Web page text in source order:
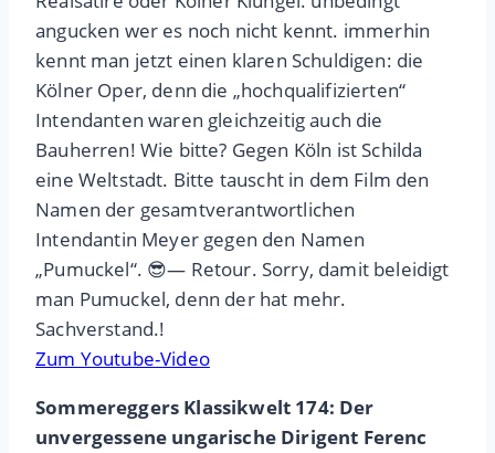
angucken wer es noch nicht kennt. immerhin
kennt man jetzt einen klaren Schuldigen: die
Kölner Oper, denn die „hochqualifizierten“
Intendanten waren gleichzeitig auch die
Bauherren! Wie bitte? Gegen Köln ist Schilda
eine Weltstadt. Bitte tauscht in dem Film den
Namen der gesamtverantwortlichen
Intendantin Meyer gegen den Namen
„Pumuckel“. 😎— Retour. Sorry, damit beleidigt
man Pumuckel, denn der hat mehr.
Sachverstand.!
Zum Youtube-Video
Sommereggers Klassikwelt 174: Der
unvergessene ungarische Dirigent Ferenc